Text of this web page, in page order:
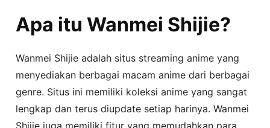
Apa itu Wanmei Shijie?
Wanmei Shijie adalah situs streaming anime yang
menyediakan berbagai macam anime dari berbagai
genre. Situs ini memiliki koleksi anime yang sangat
lengkap dan terus diupdate setiap harinya. Wanmei
Shijie juga memiliki fitur yang memudahkan para